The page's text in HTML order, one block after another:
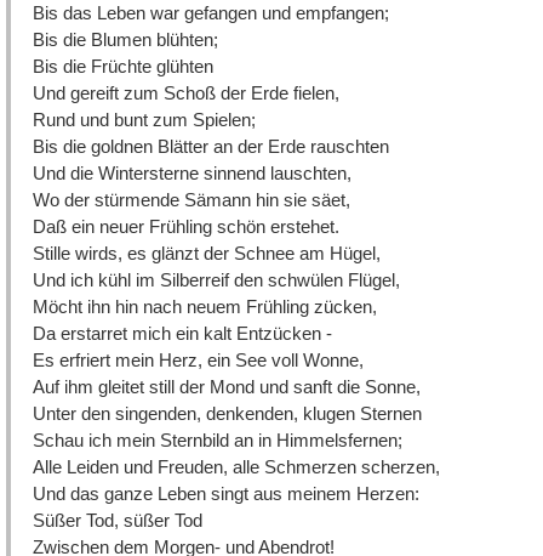
Bis das Leben war gefangen und empfangen;
Bis die Blumen blühten;
Bis die Früchte glühten
Und gereift zum Schoß der Erde fielen,
Rund und bunt zum Spielen;
Bis die goldnen Blätter an der Erde rauschten
Und die Wintersterne sinnend lauschten,
Wo der stürmende Sämann hin sie säet,
Daß ein neuer Frühling schön erstehet.
Stille wirds, es glänzt der Schnee am Hügel,
Und ich kühl im Silberreif den schwülen Flügel,
Möcht ihn hin nach neuem Frühling zücken,
Da erstarret mich ein kalt Entzücken -
Es erfriert mein Herz, ein See voll Wonne,
Auf ihm gleitet still der Mond und sanft die Sonne,
Unter den singenden, denkenden, klugen Sternen
Schau ich mein Sternbild an in Himmelsfernen;
Alle Leiden und Freuden, alle Schmerzen scherzen,
Und das ganze Leben singt aus meinem Herzen:
Süßer Tod, süßer Tod
Zwischen dem Morgen- und Abendrot!